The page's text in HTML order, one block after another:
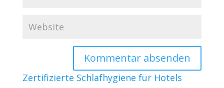
Zertifizierte Schlafhygiene für Hotels